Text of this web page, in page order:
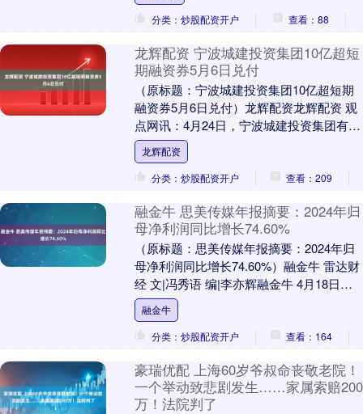
分类：炒股配资开户
查看：88
龙辉配资 宁波城建投资集团10亿超短
期融资券5月6日兑付
（原标题：宁波城建投资集团10亿超短期
融资券5月6日兑付）龙辉配资龙辉配资 观
点网讯：4月24日，宁波城建投资集团有限
公司发布2024年度第一期超短期融资券兑
付....
龙辉配资
分类：炒股配资开户
查看：209
融金牛 思美传媒年报摘要：2024年归
母净利润同比增长74.60%
（原标题：思美传媒年报摘要：2024年归
母净利润同比增长74.60%）融金牛 雷达财
经 文|冯秀语 编|李亦辉融金牛 4月18日，
思美传媒(002712)发布2....
融金牛
分类：炒股配资开户
查看：164
豪瑞优配 上海60岁爷叔命丧敬老院！
一个举动致悲剧发生……家属索赔200
万！法院判了